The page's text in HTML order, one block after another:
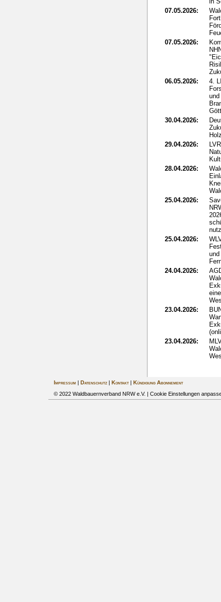
07.05.2026:
07.05.2026:
06.05.2026:
4.
30.04.2026:
29.04.2026:
28.04.2026:
25.04.2026:
25.04.2026:
24.04.2026:
23.04.2026:
23.04.2026:
Impressum| Datenschutz| Kontakt|
Kündigung Abonnement
© 2022 Waldbauernverband NRW e.V. | Cookie Einstellungen